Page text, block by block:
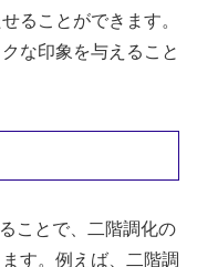
ることができます。
な印象を与えること
ことで、二階調化の
す。例えば、二階調